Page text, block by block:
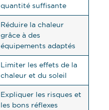
quantité suffisante
Réduire la chaleur
grâce à des
équipements adaptés
Limiter les effets de la
chaleur et du soleil
Expliquer les risques et
les bons réflexes